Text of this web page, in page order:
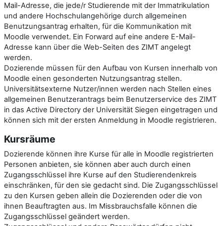
Mail-Adresse, die jede/r Studierende mit der Immatrikulation
und andere Hochschulangehörige durch allgemeinen
Benutzungsantrag erhalten, für die Kommunikation mit
Moodle verwendet. Ein Forward auf eine andere E-Mail-
Adresse kann über die Web-Seiten des ZIMT angelegt
werden.
Dozierende müssen für den Aufbau von Kursen innerhalb von
Moodle einen gesonderten Nutzungsantrag stellen.
Universitätsexterne Nutzer/innen werden nach Stellen eines
allgemeinen Benutzerantrags beim Benutzerservice des ZIMT
in das Active Directory der Universität Siegen eingetragen und
können sich mit der ersten Anmeldung in Moodle registrieren.
Kursräume
Dozierende können ihre Kurse für alle in Moodle registrierten
Personen anbieten, sie können aber auch durch einen
Zugangsschlüssel ihre Kurse auf den Studierendenkreis
einschränken, für den sie gedacht sind. Die Zugangsschlüssel
zu den Kursen geben allein die Dozierenden oder die von
ihnen Beauftragten aus. Im Missbrauchsfalle können die
Zugangsschlüssel geändert werden.